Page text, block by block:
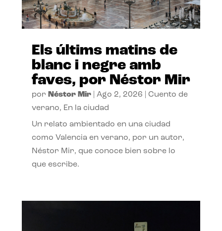
Els últims matins de
blanc i negre amb
faves, por Néstor Mir
por Néstor Mir| Ago 2, 2026
Cuento de
verano, En la ciudad
Un relato ambientado en una ciudad
como Valencia en verano, por un autor,
Néstor Mir, que conoce bien sobre lo
que escribe.